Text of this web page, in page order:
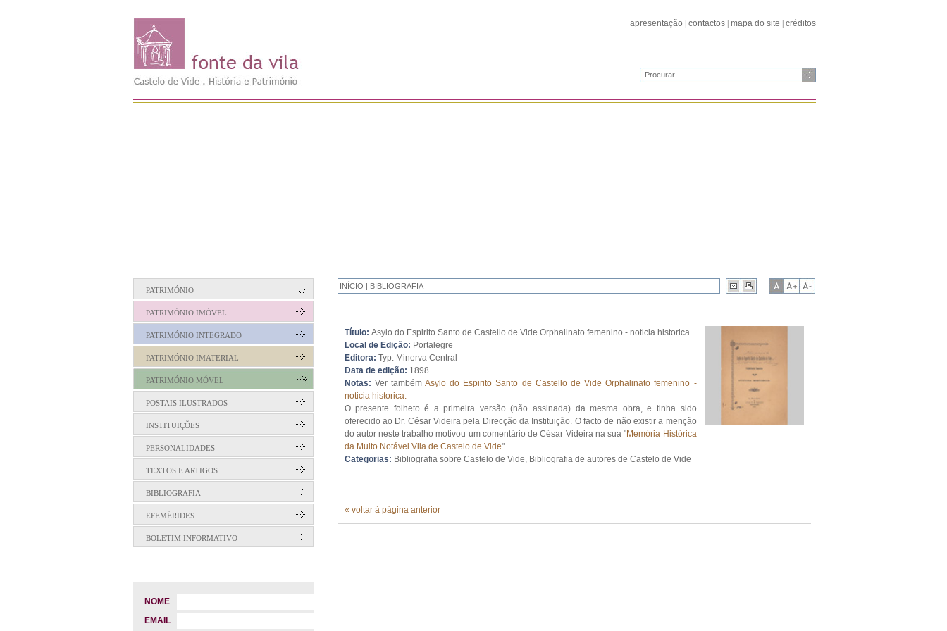
apresentação contactos| mapa do site créditos
PATRIMÓNIO
PATRIMÓNIO IMÓVEL
PATRIMÓNIO INTEGRADO
PATRIMÓNIO IMATERIAL
PATRIMÓNIO MÓVEL
POSTAIS ILUSTRADOS
INSTITUIÇÕES
PERSONALIDADES
TEXTOS E ARTIGOS
BIBLIOGRAFIA
EFEMÉRIDES
BOLETIM INFORMATIVO
NOME
EMAIL
INÍCIO | BIBLIOGRAFIA
Título: Asylo do Espirito Santo de Castello de Vide Orphalinato femenino - noticia historica
Local de Edição: Portalegre
Editora: Typ. Minerva Central
Data de edição: 1898
Notas: Ver também Asylo do Espirito Santo de Castello de Vide Orphalinato femenino -
noticia historica.
O presente folheto é a primeira versão (não assinada) da mesma obra, e tinha sido
oferecido ao Dr. César Videira pela Direcção da Instituição. O facto de não existir a menção
do autor neste trabalho motivou um comentário de César Videira na sua "Memória Histórica
da Muito Notável Vila de Castelo de Vide".
Categorias: Bibliografia sobre Castelo de Vide, Bibliografia de autores de Castelo de Vide
« voltar à página anterior